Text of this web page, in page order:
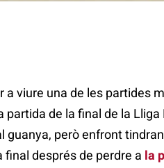
viure una de les partides
de la final de la Lliga
però enfront
després de perdre a la